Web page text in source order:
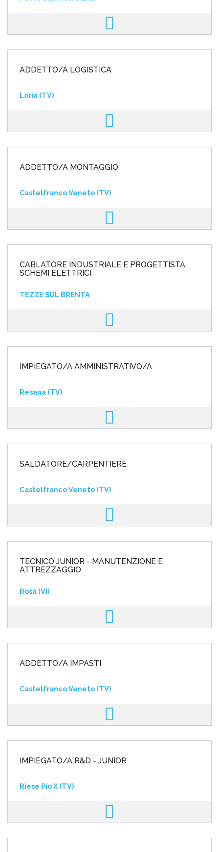
ADDETTO/A LOGISTICA
Loria (TV)
ADDETTO/A MONTAGGIO
Castelfranco Veneto (TV)
CABLATORE INDUSTRIALE E PROGETTISTA
SCHEMI ELETTRICI
TEZZE SUL BRENTA
IMPIEGATO/A AMMINISTRATIVO/A
Resana (TV)
SALDATORE/CARPENTIERE
Castelfranco Veneto (TV)
TECNICO JUNIOR - MANUTENZIONE E
ATTREZZAGGIO
Rosà (VI)
ADDETTO/A IMPASTI
Castelfranco Veneto (TV)
IMPIEGATO/A R&D - JUNIOR
Riese Pio X (TV)